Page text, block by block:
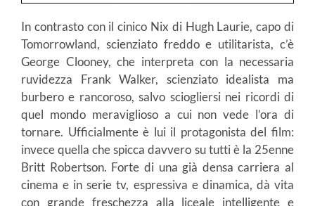
In contrasto con il cinico Nix di Hugh Laurie, capo di
Tomorrowland, scienziato freddo e utilitarista, c’è
George Clooney, che interpreta con la necessaria
ruvidezza Frank Walker, scienziato idealista ma
burbero e rancoroso, salvo sciogliersi nei ricordi di
quel mondo meraviglioso a cui non vede l’ora di
tornare. Ufficialmente è lui il protagonista del film:
invece quella che spicca davvero su tutti è la 25enne
Britt Robertson. Forte di una già densa carriera al
cinema e in serie tv, espressiva e dinamica, dà vita
con grande freschezza alla liceale intelligente e